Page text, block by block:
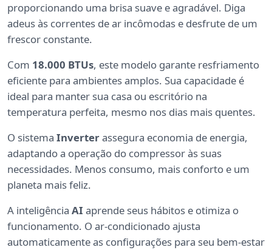
proporcionando uma brisa suave e agradável. Diga
adeus às correntes de ar incômodas e desfrute de um
frescor constante.
Com 18.000 BTUs, este modelo garante resfriamento
eficiente para ambientes amplos. Sua capacidade é
ideal para manter sua casa ou escritório na
temperatura perfeita, mesmo nos dias mais quentes.
O sistema Inverterassegura economia de energia,
adaptando a operação do compressor às suas
necessidades. Menos consumo, mais conforto e um
planeta mais feliz.
A inteligência AI aprende seus hábitos e otimiza o
funcionamento. O ar-condicionado ajusta
automaticamente as configurações para seu bem-estar